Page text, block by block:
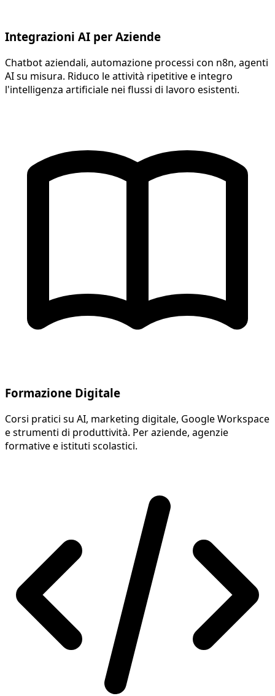
Integrazioni AI per Aziende
Chatbot aziendali, automazione processi con n8n, agenti
AI su misura. Riduco le attività ripetitive e integro
l'intelligenza artificiale nei flussi di lavoro esistenti.
Formazione Digitale
Corsi pratici su AI, marketing digitale, Google Workspace
e strumenti di produttività. Per aziende, agenzie
formative e istituti scolastici.